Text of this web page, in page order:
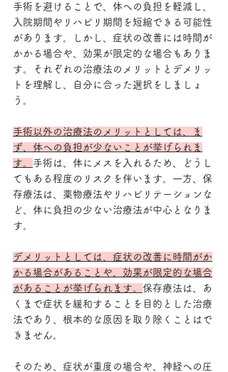
手術を避けることで、体への負担を軽減し、
入院期間やリハビリ期間を短縮できる可能性
があります。しかし、症状の改善には時間が
かかる場合や、効果が限定的な場合もありま
す。それぞれの治療法のメリットとデメリッ
トを理解し、自分に合った選択をしましょ
う。
手術以外の治療法のメリットとしては、ま
ず、体への負担が少ないことが挙げられま
す。 手術は、体にメスを入れるため、どうし
てもある程度のリスクを伴います。一方、保
存療法は、薬物療法やリハビリテーションな
ど、体に負担の少ない治療法が中心となりま
す。
デメリットとしては、症状の改善に時間がか
かる場合があることや、効果が限定的な場合
があることが挙げられます。 保存療法は、あ
くまで症状を緩和することを目的とした治療
法であり、根本的な原因を取り除くことはで
きません。
そのため、症状が重度の場合や、神経への圧